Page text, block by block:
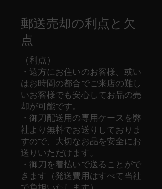
郵送売却の利点と欠
点
（利点）
・遠方にお住いのお客様、或い
はお時間の都合でご来店の難し
いお客様でも安心してお品の売
却が可能です。
・御刀配送用の専用ケースを弊
社より無料でお送りしておりま
すので、大切なお品を安全にお
送りいただけます。
・御刀を着払いで送ることがで
きます（発送費用はすべて当社